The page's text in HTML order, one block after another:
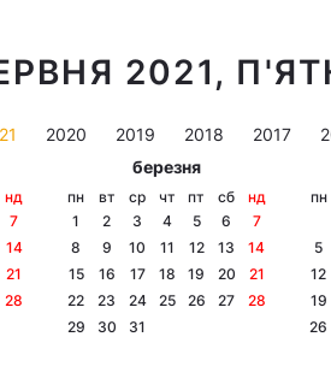
2021,
2020 2019 2018 2017
нд
7
14
21
28
березня
пн вт ср чт пт сб
нд
1
2 3 4 5 6
7
8
9 10 11 12 13
14
15
16 17 18 19 20
21
22
23 24 25 26 27
28
29
30 31
пн
5
12
19
26